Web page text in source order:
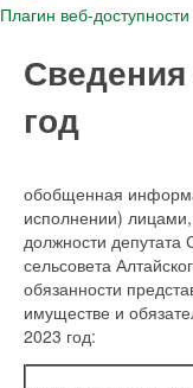
Плагин веб-доступности
Сведения
год
обобщенная
исполнении)
должности депутата
сельсовета
обязанности
имуществе и
2023 год: